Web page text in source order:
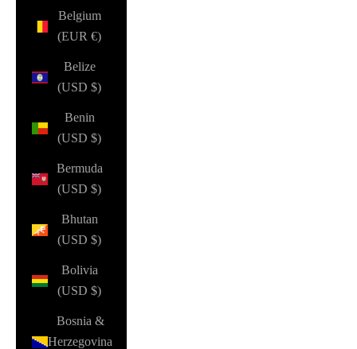
Belgium
(EUR €)
Belize
(USD $)
Benin
(USD $)
Bermuda
(USD $)
Bhutan
(USD $)
Bolivia
(USD $)
Bosnia &
Herzegovina